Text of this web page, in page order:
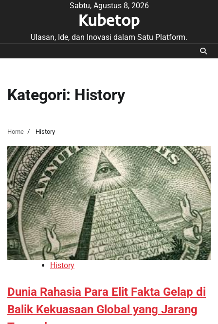
Sabtu, Agustus 8, 2026
Kubetop
Ulasan, Ide, dan Inovasi dalam Satu Platform.
Kategori: History
Home History
History
Dunia Rahasia Para Elit Fakta Gelap di
Balik Kekuasaan Global yang Jarang